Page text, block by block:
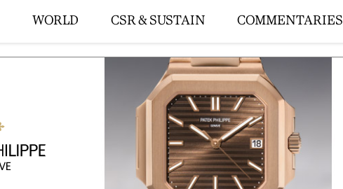
WORLD CSR & SUSTAIN COMMENTARIES